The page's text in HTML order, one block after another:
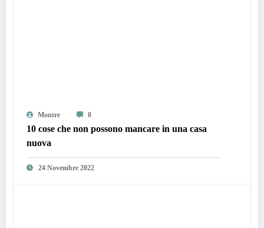
Montre 0
10 cose che non possono mancare in una casa
nuova
24 Novembre 2022